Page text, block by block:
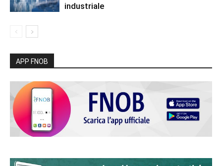
industriale
APP FNOB